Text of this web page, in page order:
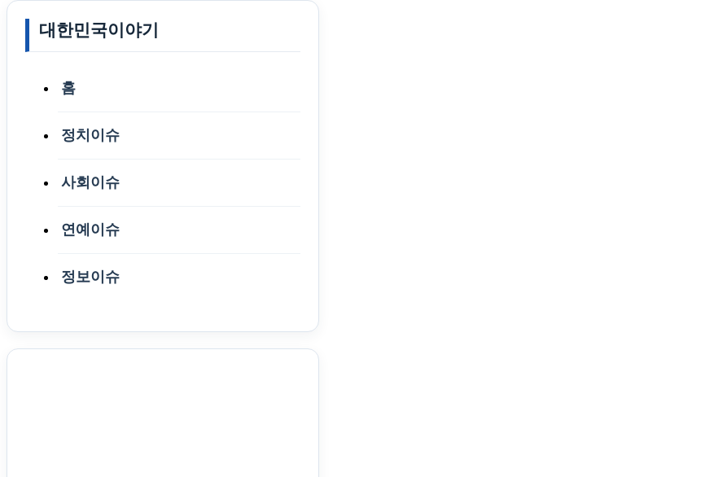
대한민국이야기
홈
정치이슈
사회이슈
연예이슈
정보이슈